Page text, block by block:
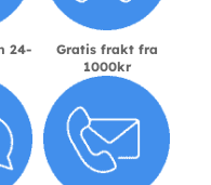
24-
Gratis frakt fra
1000kr